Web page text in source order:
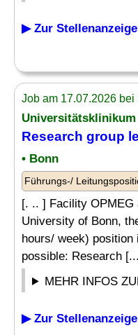
▶ Zur Stellenanzeige
Job am 17.07.2026
Research group
• Bonn
Führungs-/
[. .. ] Facility OPMEG
University of Bonn,
hours/ week)
possible: Research
MEHR INFOS
▶ Zur Stellenanzeige